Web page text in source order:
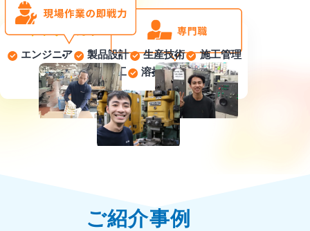
\キャリアカラーズに全ておまかせ！
エンジニア 製品設計 生産技術
施工管理
機械金属加工
溶接 組立
他多数！
ご紹介事例